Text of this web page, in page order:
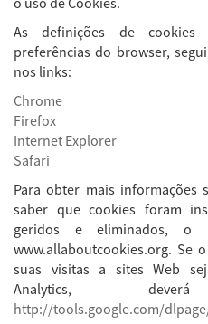
As definições de cookies
preferências do browser,
nos links:
Chrome
Firefox
Internet Explorer
Safari
Para obter mais informações
saber que cookies foram
geridos e eliminados, o
www.allaboutcookies.org. Se
suas visitas a sites Web
Analytics,
http://tools.google.com/